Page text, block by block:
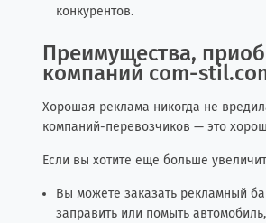
конкурентов.
Преимущества,
компаний com-
Хорошая реклама никогда не
компаний-перевозчиков — это
Если вы хотите еще больше
Вы можете заказать рекламный
заправить или помыть